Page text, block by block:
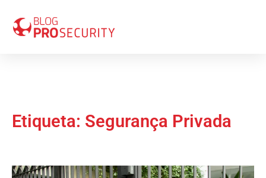
Etiqueta: Segurança Privada